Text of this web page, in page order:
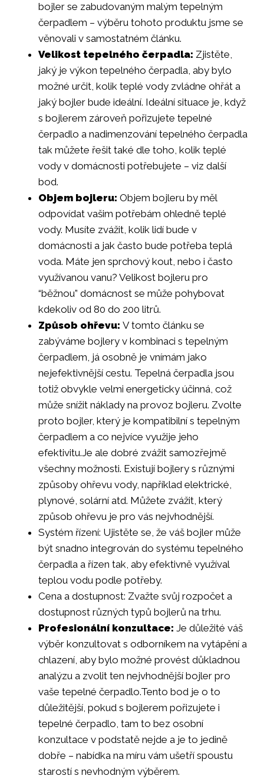
bojler se zabudovaným malým tepelným
čerpadlem – výběru tohoto produktu jsme se
věnovali v samostatném článku.
Velikost tepelného čerpadla: Zjistěte,
jaký je výkon tepelného čerpadla, aby bylo
možné určit, kolik teplé vody zvládne ohřát a
jaký bojler bude ideální. Ideální situace je, když
s bojlerem zároveň pořizujete tepelné
čerpadlo a nadimenzování tepelného čerpadla
tak můžete řešit také dle toho, kolik teplé
vody v domácnosti potřebujete – viz další
bod.
Objem bojleru: Objem bojleru by měl
odpovídat vašim potřebám ohledně teplé
vody. Musíte zvážit, kolik lidí bude v
domácnosti a jak často bude potřeba teplá
voda. Máte jen sprchový kout, nebo i často
využívanou vanu? Velikost bojleru pro
“běžnou” domácnost se může pohybovat
kdekoliv od 80 do 200 litrů.
Způsob ohřevu: V tomto článku se
zabýváme bojlery v kombinaci s tepelným
čerpadlem, já osobně je vnímám jako
nejefektivnější cestu. Tepelná čerpadla jsou
totiž obvykle velmi energeticky účinná, což
může snížit náklady na provoz bojleru. Zvolte
proto bojler, který je kompatibilní s tepelným
čerpadlem a co nejvíce využije jeho
efektivitu.Je ale dobré zvážit samozřejmě
všechny možnosti. Existují bojlery s různými
způsoby ohřevu vody, například elektrické,
plynové, solární atd. Můžete zvážit, který
způsob ohřevu je pro vás nejvhodnější.
Systém řízení: Ujistěte se, že váš bojler může
být snadno integrován do systému tepelného
čerpadla a řízen tak, aby efektivně využíval
teplou vodu podle potřeby.
Cena a dostupnost: Zvažte svůj rozpočet a
dostupnost různých typů bojlerů na trhu.
Profesionální konzultace: Je důležité váš
výběr konzultovat s odborníkem na vytápění a
chlazení, aby bylo možné provést důkladnou
analýzu a zvolit ten nejvhodnější bojler pro
vaše tepelné čerpadlo.Tento bod je o to
důležitější, pokud s bojlerem pořizujete i
tepelné čerpadlo, tam to bez osobní
konzultace v podstatě nejde a je to jedině
dobře – nabídka na míru vám ušetří spoustu
starostí s nevhodným výběrem.